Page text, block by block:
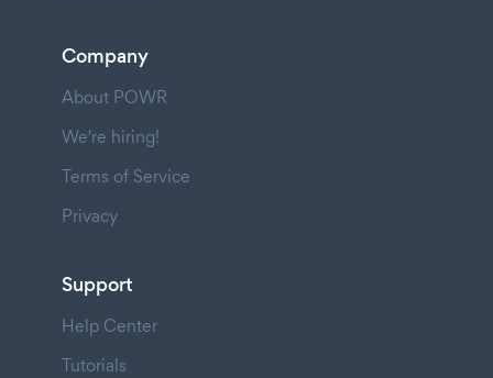
Company
About POWR
We're hiring!
Terms of Service
Privacy
Support
Help Center
Tutorials